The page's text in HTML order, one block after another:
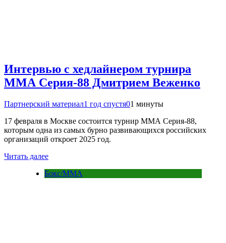
Интервью с хедлайнером турнира
ММА Серия-88 Дмитрием Веженко
Партнерский материал1 год спустя01 минуты
17 февраля в Москве состоится турнир ММА Серия-88,
которым одна из самых бурно развивающихся российских
организаций откроет 2025 год.
Читать далее
Бокс/MMA